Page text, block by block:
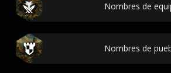
Nombres de
Nombres de